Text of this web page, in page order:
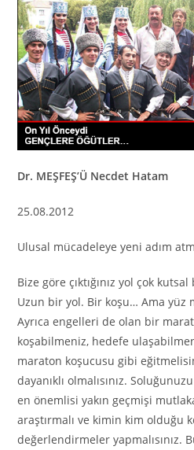
Dr. MEŞFEŞ’Ü Necdet Hatam
25.08.2012
Ulusal mücadeleye yeni adım
Bize göre çıktığınız yol çok
Uzun bir yol. Bir koşu… Ama yüz
Ayrıca engelleri de olan bir
koşabilmeniz, hedefe
maraton koşucusu gibi
dayanıklı olmalısınız.
en önemlisi yakın geçmişi
araştırmalı ve kimin kim olduğu
değerlendirmeler yapmalısınız.